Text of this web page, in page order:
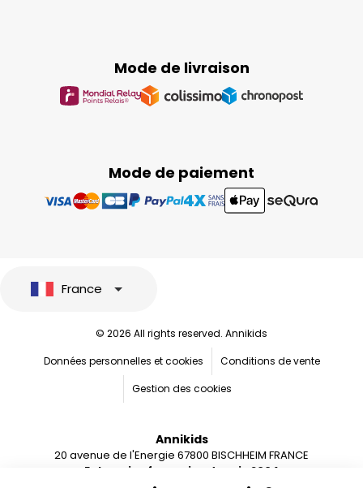
Mode de paiement
Mode de livraison
France
© 2026 All rights reserved. Annikids
Données personnelles et cookies
Conditions de vente
Gestion des cookies
Annikids
20 avenue de l'Energie 67800 BISCHHEIM FRANCE
Entreprise française depuis 2004